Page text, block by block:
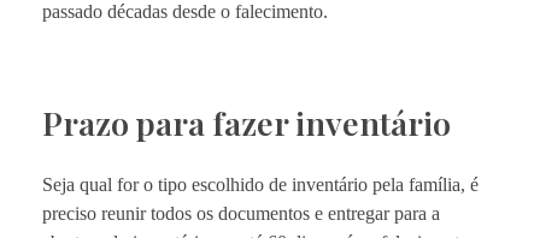
passado décadas desde o falecimento.
Prazo para fazer inventário
Seja qual for o tipo escolhido de inventário pela família, é
preciso reunir todos os documentos e entregar para a